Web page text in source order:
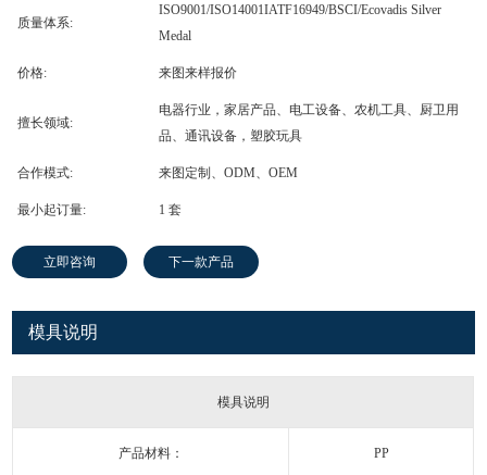
质量体系:
ISO9001/ISO14001IATF16949/BSCI/Ecovadis Silver
Medal
价格: 来图来样报价
擅长领域:
电器行业，家居产品、电工设备、农机工具、厨卫用
品、通讯设备，塑胶玩具
合作模式: 来图定制、ODM、OEM
最小起订量: 1 套
立即咨询 下一款产品
模具说明
模具说明
产品材料： PP